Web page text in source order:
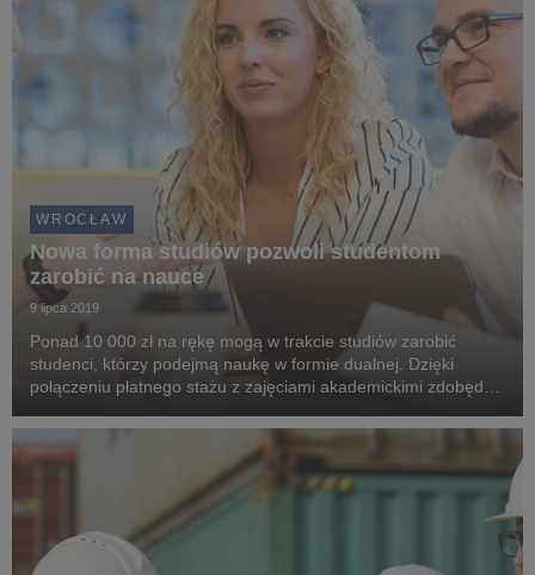
WROCŁAW
Nowa forma studiów pozwoli studentom
zarobić na nauce
9 lipca 2019
Ponad 10 000 zł na rękę mogą w trakcie studiów zarobić
studenci, którzy podejmą naukę w formie dualnej. Dzięki
połączeniu płatnego stażu z zajęciami akademickimi zdobędą
zyskują coraz większą popularność, bo korzystają...